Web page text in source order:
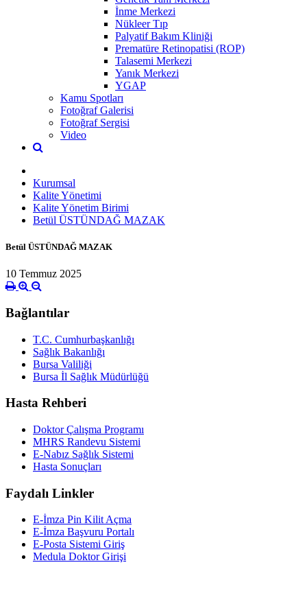
İnme Merkezi
Nükleer Tıp
Palyatif Bakım Kliniği
Prematüre Retinopatisi (ROP)
Talasemi Merkezi
Yanık Merkezi
YGAP
Kamu Spotları
Fotoğraf Galerisi
Fotoğraf Sergisi
Video
Kurumsal
Kalite Yönetimi
Kalite Yönetim Birimi
Betül ÜSTÜNDAĞ MAZAK
Betül ÜSTÜNDAĞ MAZAK
10 Temmuz 2025
Bağlantılar
T.C. Cumhurbaşkanlığı
Sağlık Bakanlığı
Bursa Valiliği
Bursa İl Sağlık Müdürlüğü
Hasta Rehberi
Doktor Çalışma Programı
MHRS Randevu Sistemi
E-Nabız Sağlık Sistemi
Hasta Sonuçları
Faydalı Linkler
E-İmza Pin Kilit Açma
E-İmza Başvuru Portalı
E-Posta Sistemi Giriş
Medula Doktor Girişi